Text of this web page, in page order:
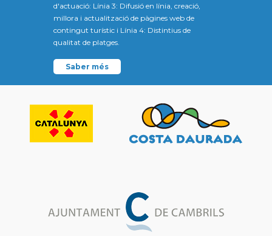
d'actuació: Línia 3: Difusió en línia, creació,
millora i actualització de pàgines web de
contingut turístic i Línia 4: Distintius de
qualitat de platges.
Saber més